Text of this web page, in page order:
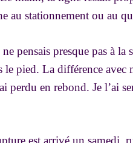
au stationnement ou au
pensais presque pas à
pied. La différence avec
perdu en rebond. Je l’ai